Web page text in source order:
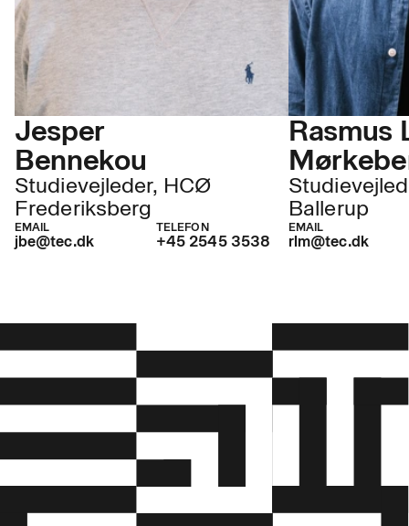
Rasmus
Ballerup
EMAIL
rlm@tec.dk
Jesper
Bennekou
Studievejleder, HCØ
Frederiksberg
EMAIL
jbe@tec.dk
TELEFON
+45 2545 3538